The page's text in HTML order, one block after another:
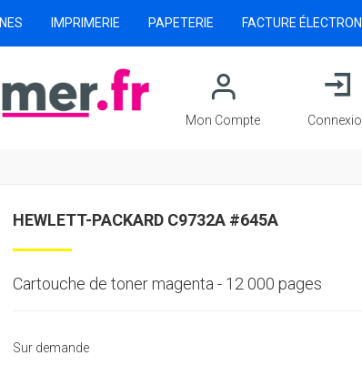
Mon Compte
IMPRIMERIE PAPETERIE FACTURE
HEWLETT-PACKARD C9732A #645A
Cartouche de toner magenta - 12 000 pages
Sur demande